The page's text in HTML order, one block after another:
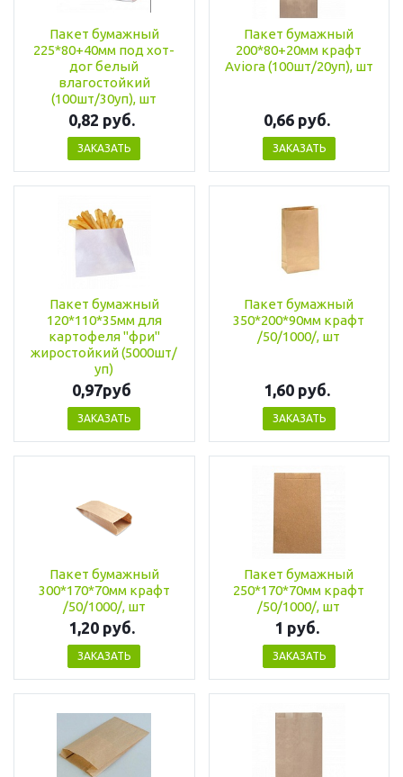
Пакет бумажный
225*80+40мм под хот-
дог белый
влагостойкий
(100шт/30уп), шт
0,82 руб.
ЗАКАЗАТЬ
Пакет бумажный
200*80+20мм крафт
Aviora (100шт/20уп), шт
0,66 руб.
ЗАКАЗАТЬ
Пакет бумажный
120*110*35мм для
картофеля "фри"
жиростойкий (5000шт/
уп)
0,97руб
ЗАКАЗАТЬ
Пакет бумажный
350*200*90мм крафт
/50/1000/, шт
1,60 руб.
ЗАКАЗАТЬ
Пакет бумажный
300*170*70мм крафт
/50/1000/, шт
1,20 руб.
ЗАКАЗАТЬ
Пакет бумажный
250*170*70мм крафт
/50/1000/, шт
1 руб.
ЗАКАЗАТЬ